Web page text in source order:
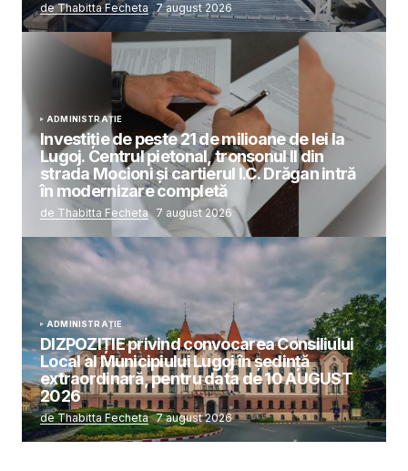
de Thabitta Fecheta 7 august 2026
ADMINISTRAȚIE
Investiție de peste 21 de milioane de lei la
Lugoj. Centrul pietonal, tronsonul II din
strada Mocioni și cartierul I.C. Drăgan intră
în modernizare completă
de Thabitta Fecheta 7 august 2026
ADMINISTRAȚIE
DIZPOZIȚIE privind convocarea Consiliului
Local al Municipiului Lugoj în şedinţă
extraordinară, pentru data de 10 AUGUST
2026
de Thabitta Fecheta 7 august 2026